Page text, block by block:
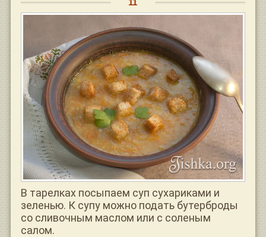
В тарелках посыпаем суп сухариками и
зеленью. К супу можно подать бутерброды
со сливочным маслом или с соленым
салом.